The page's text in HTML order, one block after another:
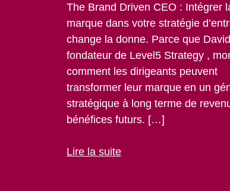
The Brand Driven CEO : Intégrer
marque dans votre stratégie
change la donne. Parce que
fondateur de Level5 Strategy ,
comment les dirigeants peuvent
transformer leur marque en un
stratégique à long terme de
bénéfices futurs. […]
Lire la suite